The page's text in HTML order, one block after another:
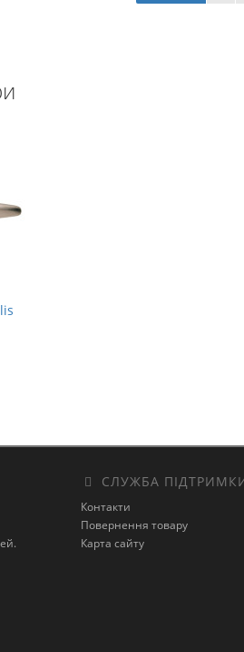
СЛУЖБА
Контакти
Повернення товару
Карта сайту